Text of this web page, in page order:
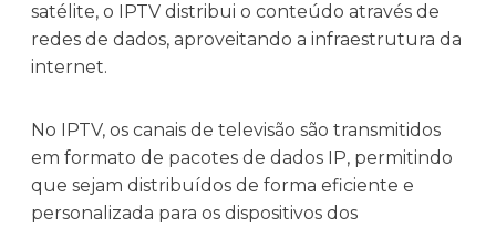
satélite, o IPTV distribui o conteúdo através de
redes de dados, aproveitando a infraestrutura da
internet.
No IPTV, os canais de televisão são transmitidos
em formato de pacotes de dados IP, permitindo
que sejam distribuídos de forma eficiente e
personalizada para os dispositivos dos